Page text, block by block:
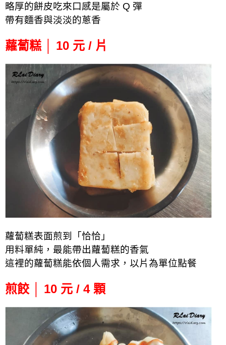
略厚的餅皮吃來口感是屬於 Q 彈
帶有麵香與淡淡的蔥香
蘿蔔糕 │ 10 元 / 片
蘿蔔糕表面煎到「恰恰」
用料單純，最能帶出蘿蔔糕的香氣
這裡的蘿蔔糕能依個人需求，以片為單位點餐
煎餃 │ 10 元 / 4 顆